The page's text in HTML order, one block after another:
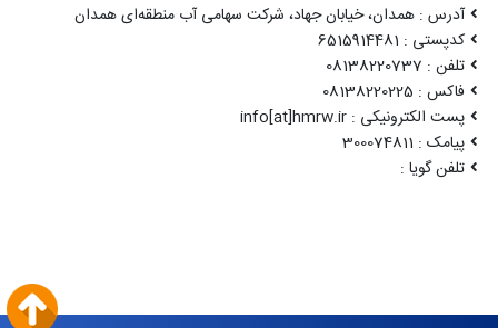
آدرس : همدان، خیابان جهاد، شرکت سهامی آب منطقه‌ای همدان
کدپستی : 6515914481
تلفن : 08138220737
فاکس : 08138220225
پست الکترونیکی : info[at]hmrw.ir
پیامک : 300074811
تلفن گویا :